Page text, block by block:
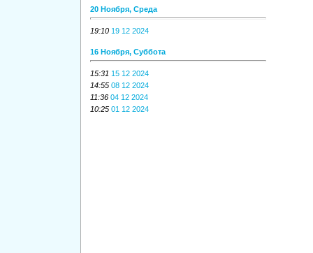
20 Ноября, Среда
19:10 19 12 2024
16 Ноября, Суббота
15:31 15 12 2024
14:55 08 12 2024
11:36 04 12 2024
10:25 01 12 2024